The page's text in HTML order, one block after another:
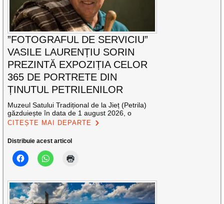
”FOTOGRAFUL DE SERVICIU”
VASILE LAURENȚIU SORIN
PREZINTĂ EXPOZIȚIA CELOR
365 DE PORTRETE DIN
ȚINUTUL PETRILENILOR
Muzeul Satului Tradițional de la Jieț (Petrila)
găzduiește în data de 1 august 2026, o
CITEȘTE MAI DEPARTE
Distribuie acest articol